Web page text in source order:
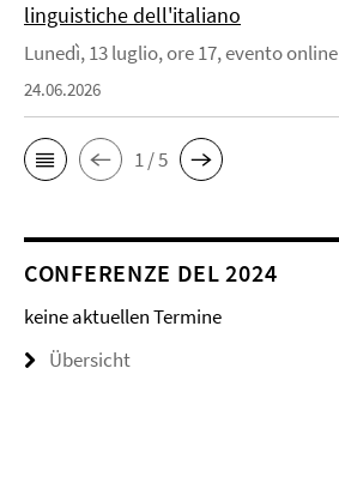
linguistiche dell'italiano
Lunedì, 13 luglio, ore 17, evento online
24.06.2026
1 / 5
CONFERENZE DEL 2024
keine aktuellen Termine
Übersicht